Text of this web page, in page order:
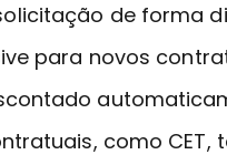
de forma
para novos
como